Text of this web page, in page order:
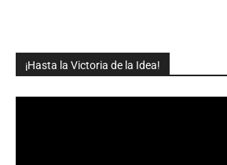
¡Hasta la Victoria de la Idea!